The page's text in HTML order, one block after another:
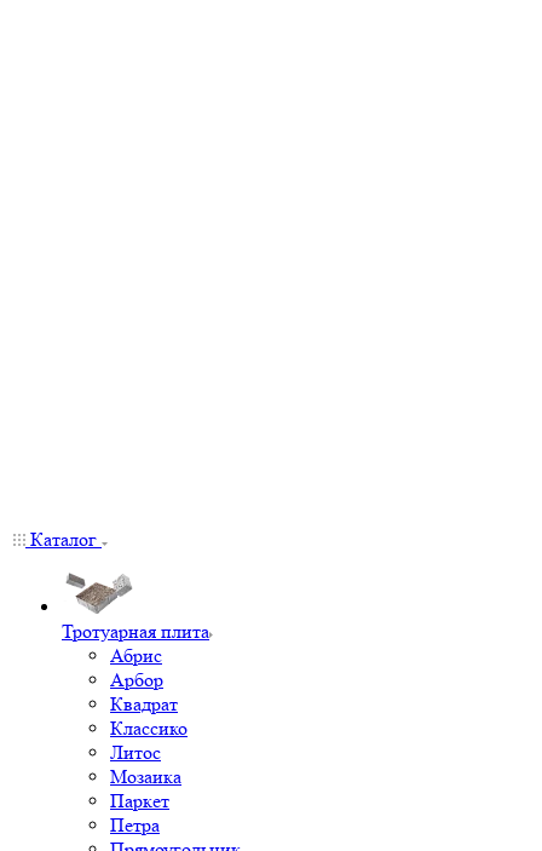
Каталог
Тротуарная плита
Абрис
Арбор
Квадрат
Классико
Литос
Мозаика
Паркет
Петра